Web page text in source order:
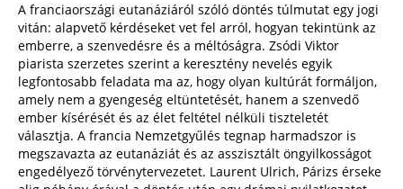
A franciaországi eutanáziáról szóló döntés túlmutat egy jogi
vitán: alapvető kérdéseket vet fel arról, hogyan tekintünk az
emberre, a szenvedésre és a méltóságra. Zsódi Viktor
piarista szerzetes szerint a keresztény nevelés egyik
legfontosabb feladata ma az, hogy olyan kultúrát formáljon,
amely nem a gyengeség eltüntetését, hanem a szenvedő
ember kísérését és az élet feltétel nélküli tiszteletét
választja. A francia Nemzetgyűlés tegnap harmadszor is
megszavazta az eutanáziát és az asszisztált öngyilkosságot
engedélyező törvénytervezetet. Laurent Ulrich, Párizs érseke